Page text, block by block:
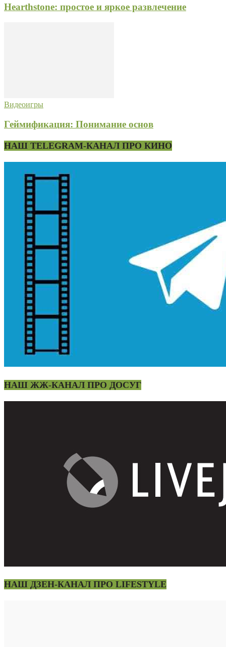
Hearthstone: простое и яркое развлечение
Видеоигры
Геймификация: Понимание основ
НАШ TELEGRAM-КАНАЛ ПРО КИНО
НАШ ЖЖ-КАНАЛ ПРО ДОСУГ
НАШ ДЗЕН-КАНАЛ ПРО LIFESTYLE